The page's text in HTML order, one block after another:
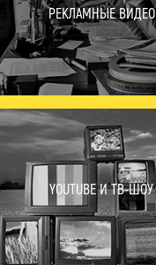
РЕКЛАМНЫЕ ВИДЕО
YOUTUBE И ТВ-ШОУ